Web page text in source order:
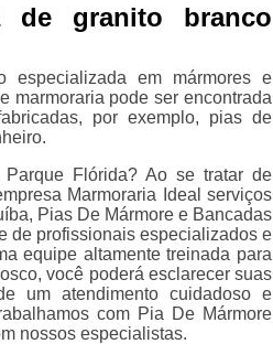
de granito branco
especializada em mármores e
marmoraria pode ser encontrada
por exemplo, pias de
Flórida? Ao se tratar de
Marmoraria Ideal serviços
Pias De Mármore e Bancadas
de profissionais especializados e
equipe altamente treinada para
você poderá esclarecer suas
um atendimento cuidadoso e
com Pia De Mármore
nossos especialistas.